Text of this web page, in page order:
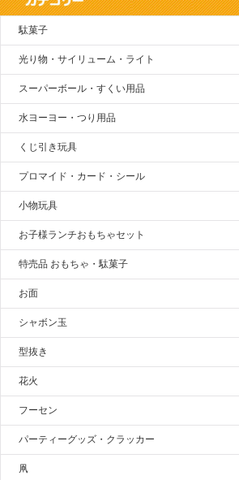
駄菓子
光り物・サイリューム・ライト
スーパーボール・すくい用品
水ヨーヨー・つり用品
くじ引き玩具
プロマイド・カード・シール
小物玩具
お子様ランチおもちゃセット
特売品 おもちゃ・駄菓子
お面
シャボン玉
型抜き
花火
フーセン
パーティーグッズ・クラッカー
凧